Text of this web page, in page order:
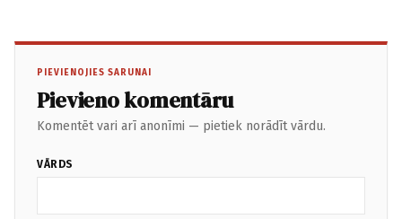
PIEVIENOJIES SARUNAI
Pievieno komentāru
Komentēt vari arī anonīmi — pietiek norādīt vārdu.
VĀRDS